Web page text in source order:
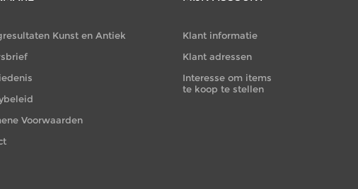
Kunst en Antiek
Voorwaarden
Klant informatie
Klant adressen
Interesse om items
te koop te stellen